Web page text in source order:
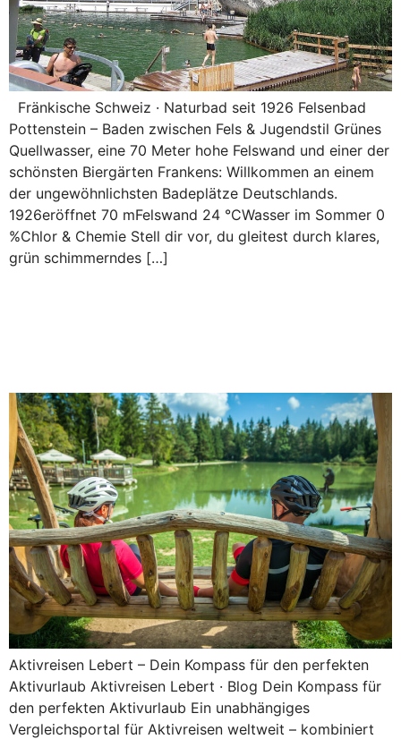
Fränkische Schweiz · Naturbad seit 1926 Felsenbad
Pottenstein – Baden zwischen Fels & Jugendstil Grünes
Quellwasser, eine 70 Meter hohe Felswand und einer der
schönsten Biergärten Frankens: Willkommen an einem
der ungewöhnlichsten Badeplätze Deutschlands.
1926eröffnet 70 mFelswand 24 °CWasser im Sommer 0
%Chlor & Chemie Stell dir vor, du gleitest durch klares,
grün schimmerndes […]
Aktivreisen Lebert – Dein Kompass für den perfekten
Aktivurlaub Aktivreisen Lebert · Blog Dein Kompass für
den perfekten Aktivurlaub Ein unabhängiges
Vergleichsportal für Aktivreisen weltweit – kombiniert